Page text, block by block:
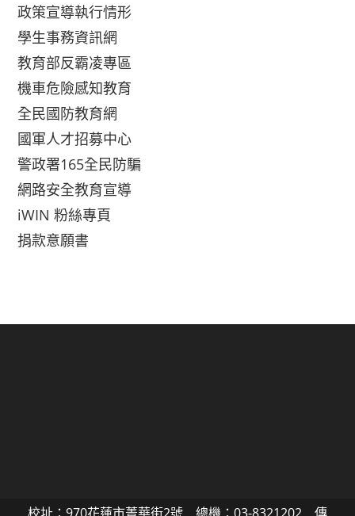
政策宣導執行情形
學生事務資訊網
教育部反霸凌專區
機車危險感知教育
全民國防教育網
國軍人才招募中心
警政署165全民防騙
網路安全教育宣導
iWIN 粉絲專頁
捐款意願書